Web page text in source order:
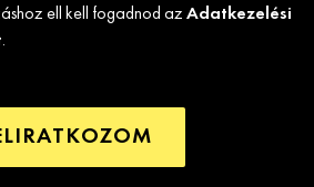
ell kell fogadnod az Adatkezelési
.